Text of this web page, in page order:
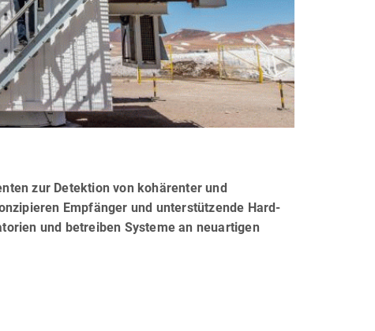
zur Detektion von kohärenter und
Empfänger und unterstützende Hard-
und betreiben Systeme an neuartigen